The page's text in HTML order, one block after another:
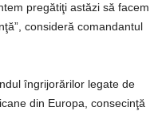
pregătiţi astăzi să facem
consideră comandantul
îngrijorărilor legate de
din Europa, consecinţă